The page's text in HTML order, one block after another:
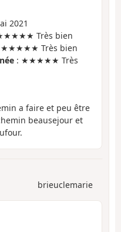
2021
Très bien
★★★★★ Très bien
: ★★★★★ Très
a faire et peu être
beausejour et
brieuclemarie